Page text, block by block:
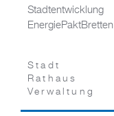
Stadtentwicklung
EnergiePaktBretten
Stadt
Rathaus
Verwaltung